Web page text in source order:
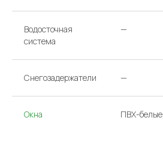
Водосточная
система
—
Снегозадержатели —
Окна ПВХ-белые